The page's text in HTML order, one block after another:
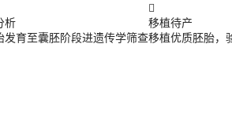
析
发育至囊胚阶段进遗传学筛查

移植待产
移植优质胚胎，